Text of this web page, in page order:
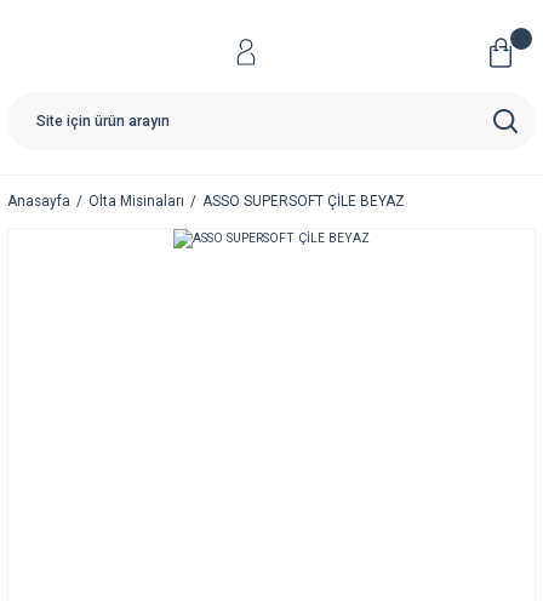
Anasayfa Olta Misinaları ASSO SUPERSOFT ÇİLE BEYAZ